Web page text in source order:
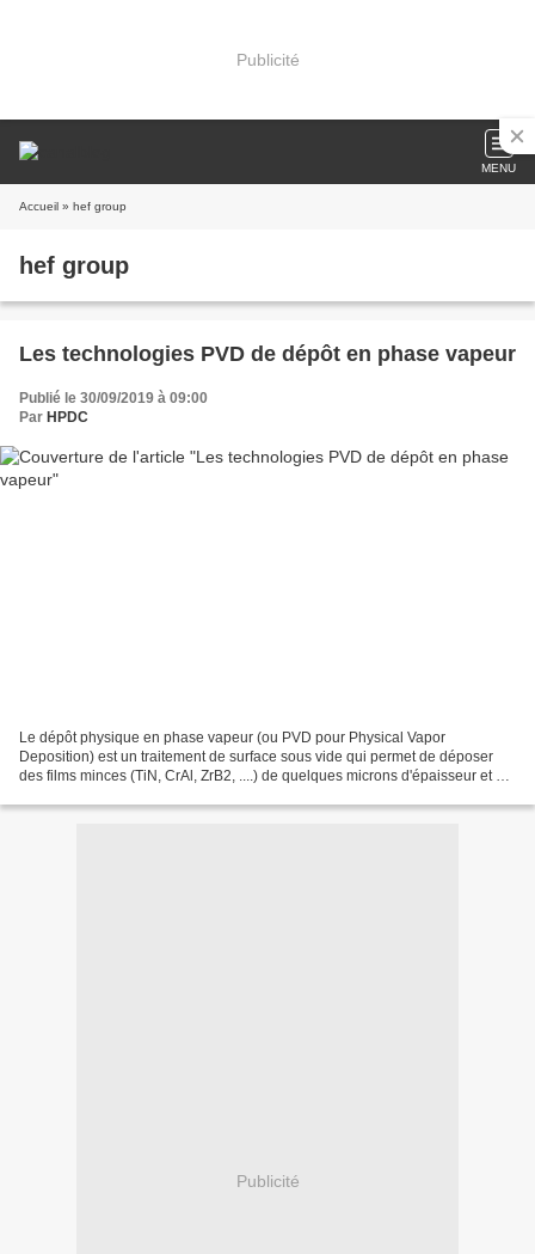
Publicité
MENU
Accueil » hef group
hef group
Les technologies PVD de dépôt en phase vapeur
Publié le 30/09/2019 à 09:00
Par HPDC
Le dépôt physique en phase vapeur (ou PVD pour Physical Vapor
Deposition) est un traitement de surface sous vide qui permet de déposer
des films minces (TiN, CrAl, ZrB2, ....) de quelques microns d'épaisseur et qui
Publicité